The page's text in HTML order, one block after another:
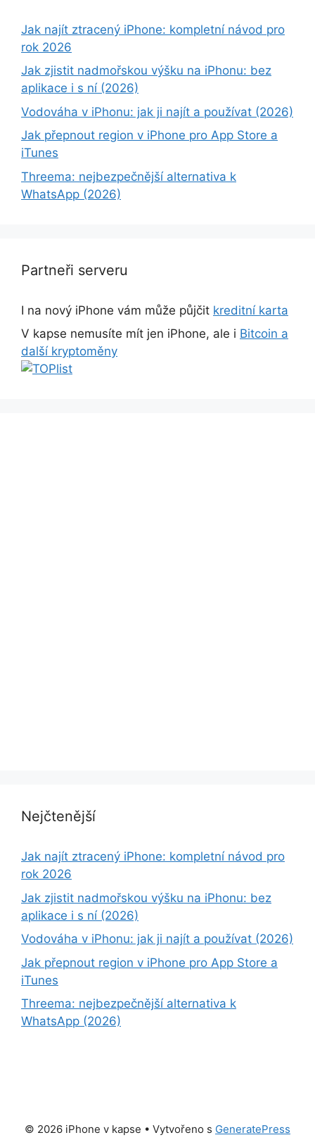
Jak najít ztracený iPhone: kompletní návod pro
rok 2026
Jak zjistit nadmořskou výšku na iPhonu: bez
aplikace i s ní (2026)
Vodováha v iPhonu: jak ji najít a používat (2026)
Jak přepnout region v iPhone pro App Store a
iTunes
Threema: nejbezpečnější alternativa k
WhatsApp (2026)
Partneři serveru
I na nový iPhone vám může půjčit kreditní karta
V kapse nemusíte mít jen iPhone, ale i Bitcoin a
další kryptoměny
Nejčtenější
Jak najít ztracený iPhone: kompletní návod pro
rok 2026
Jak zjistit nadmořskou výšku na iPhonu: bez
aplikace i s ní (2026)
Vodováha v iPhonu: jak ji najít a používat (2026)
Jak přepnout region v iPhone pro App Store a
iTunes
Threema: nejbezpečnější alternativa k
WhatsApp (2026)
© 2026 iPhone v kapse • Vytvořeno s GeneratePress